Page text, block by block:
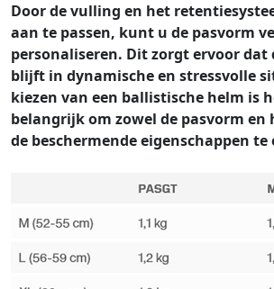
Door de vulling en het
aan te passen, kunt u de pasvorm
personaliseren. Dit zorgt ervoor dat
blijft in dynamische en stressvolle
kiezen van een ballistische helm is
belangrijk om zowel de pasvorm en
de beschermende eigenschappen te